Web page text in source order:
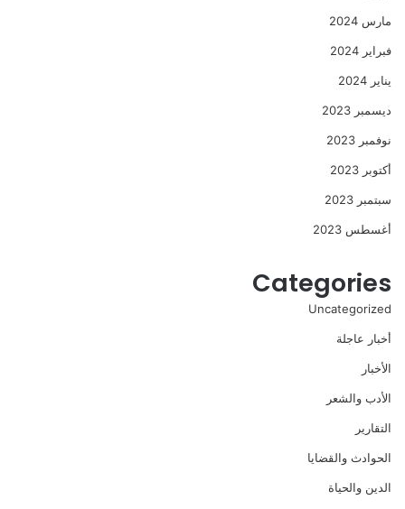
مارس 2024
فبراير 2024
يناير 2024
ديسمبر 2023
نوفمبر 2023
أكتوبر 2023
سبتمبر 2023
أغسطس 2023
Categories
Uncategorized
أخبار عاجلة
الأخبار
الأدب والشعر
التقارير
الحوادث والقضايا
الدين والحياة